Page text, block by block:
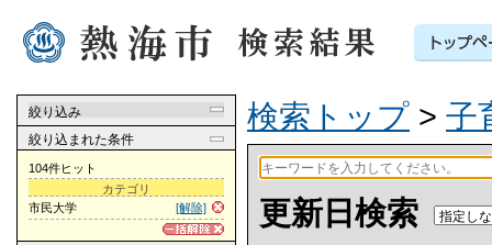
絞り込み
絞り込まれた条件
104件ヒット
カテゴリ
[解除]
市民大学
検索トップ > 子
更新日検索